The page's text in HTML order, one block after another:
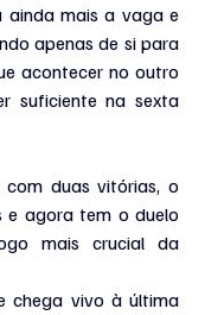
ainda mais a vaga e
apenas de si para
acontecer no outro
suficiente na sexta
com duas vitórias, o
e agora tem o duelo
mais crucial da
chega vivo à última